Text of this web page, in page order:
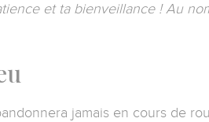
et ta bienveillance ! Au
jamais en cours de